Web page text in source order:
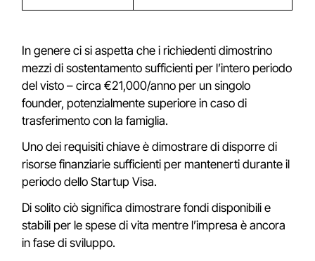
In genere ci si aspetta che i richiedenti dimostrino
mezzi di sostentamento sufficienti per l’intero periodo
del visto – circa €21,000/anno per un singolo
founder, potenzialmente superiore in caso di
trasferimento con la famiglia.
Uno dei requisiti chiave è dimostrare di disporre di
risorse finanziarie sufficienti per mantenerti durante il
periodo dello Startup Visa.
Di solito ciò significa dimostrare fondi disponibili e
stabili per le spese di vita mentre l’impresa è ancora
in fase di sviluppo.